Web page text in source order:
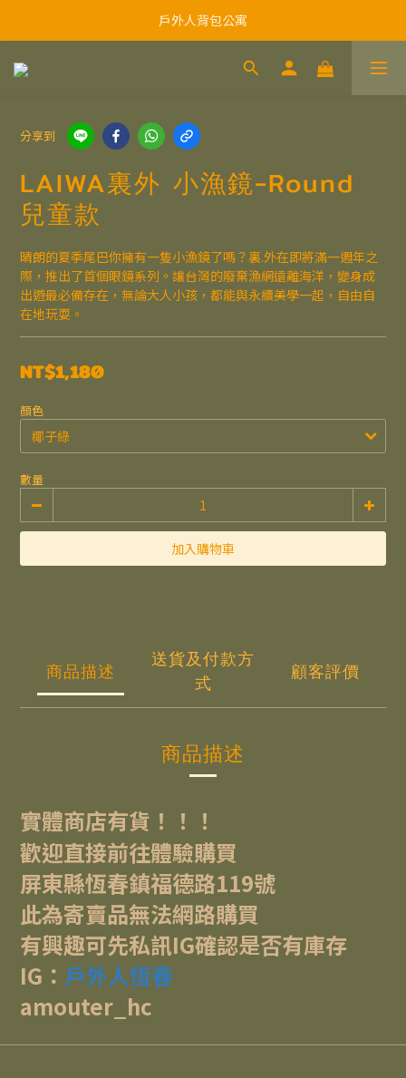
戶外人背包公寓
分享到
LAIWA裏外 小漁鏡-Round
兒童款
晴朗的夏季尾巴你擁有一隻小漁鏡了嗎？裏.外在即將滿一週年之
際，推出了首個眼鏡系列。讓台灣的廢棄漁網遠離海洋，變身成
出遊最必備存在，無論大人小孩，都能與永續美學一起，自由自
在地玩耍。
NT$1,180
顏色
數量
加入購物車
商品描述
送貨及付款方
式
顧客評價
商品描述
實體商店有貨！！！
歡迎直接前往體驗購買
屏東縣恆春鎮福德路119號
此為寄賣品無法網路購買
有興趣可先私訊IG確認是否有庫存
IG： 戶外人恆春
amouter_hc